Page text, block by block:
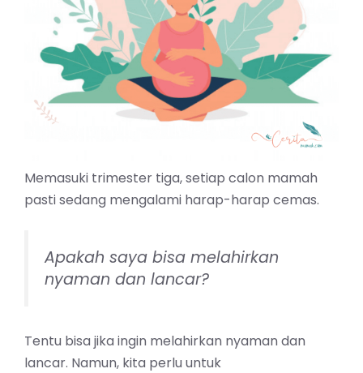
Memasuki trimester tiga, setiap calon mamah
pasti sedang mengalami harap-harap cemas.
Apakah saya bisa melahirkan
nyaman dan lancar?
Tentu bisa jika ingin melahirkan nyaman dan
lancar. Namun, kita perlu untuk